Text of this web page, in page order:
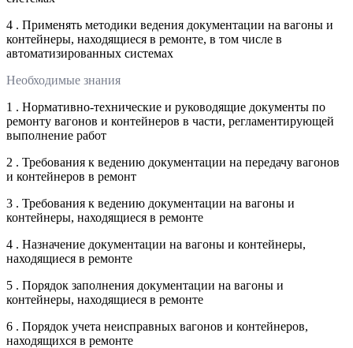
4 . Применять методики ведения документации на вагоны и
контейнеры, находящиеся в ремонте, в том числе в
автоматизированных системах
Необходимые знания
1 . Нормативно-технические и руководящие документы по
ремонту вагонов и контейнеров в части, регламентирующей
выполнение работ
2 . Требования к ведению документации на передачу вагонов
и контейнеров в ремонт
3 . Требования к ведению документации на вагоны и
контейнеры, находящиеся в ремонте
4 . Назначение документации на вагоны и контейнеры,
находящиеся в ремонте
5 . Порядок заполнения документации на вагоны и
контейнеры, находящиеся в ремонте
6 . Порядок учета неисправных вагонов и контейнеров,
находящихся в ремонте